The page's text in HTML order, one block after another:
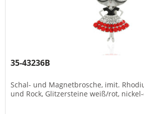
35-43236B
Schal- und Magnetbrosche, imit.
und Rock, Glitzersteine weiß/rot,